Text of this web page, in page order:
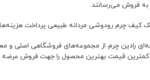
به فروش می‌رسانند.
کیف چرم رودوشی مردانه طبیعی پرداخت
رادین چرم از مجموعه‌های فروشگاهی اصلی و
کمترین قیمت بهترین محصول را جهت فروش